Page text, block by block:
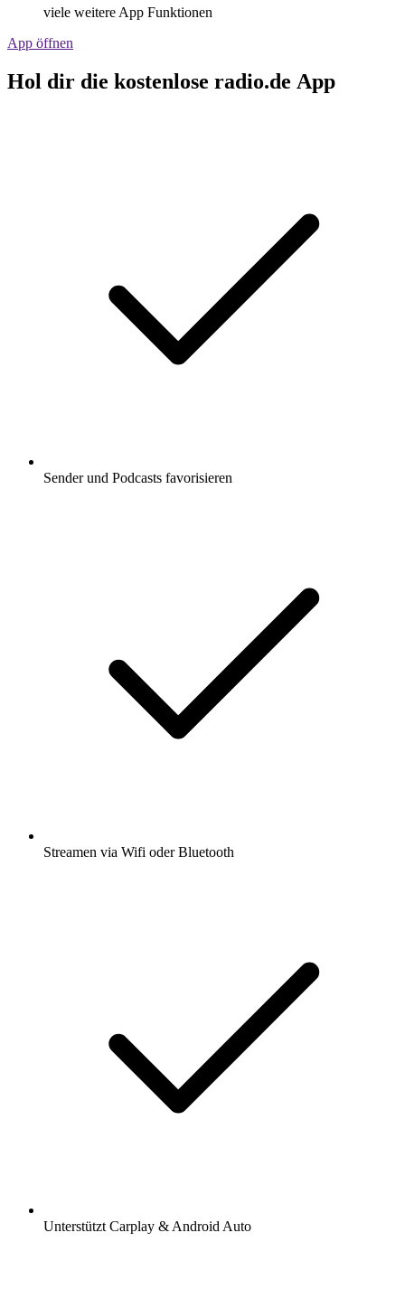
viele weitere App Funktionen
App öffnen
Hol dir die kostenlose radio.de App
Sender und Podcasts favorisieren
Streamen via Wifi oder Bluetooth
Unterstützt Carplay & Android Auto